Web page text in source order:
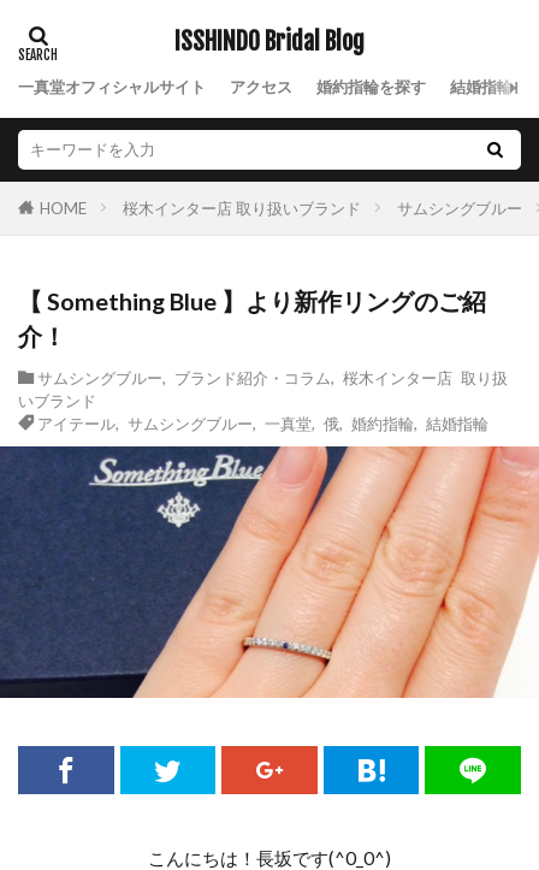
ISSHINDO Bridal Blog
一真堂オフィシャルサイト アクセス 婚約指輪を探す 結婚指輪を
ペリードット
ペリドット
ベル
ベルギー
ベルギーダイヤ
ベルギーダイヤモンド
ペルセウス
ベルセグレート
ポージーリング
ホープ
ホワイトゴールド
ポンテヴェキオ
マーキースカット
マキシ
マチルダ
マリッジリング
ミーティア
ミッキー
ミッキー結婚指輪
ミニー
ミルア
ミルアモーレ
ミル打ち
ムーティ
ムーンライト
メッセージ
メランジェ
メレダイヤ婚約指輪
モアレ
モニッケンダム
モニッケンダムエタニティリング
モニッケンダムダイヤモンド
モニッケンダム婚約指輪
モニッケンダム結婚指輪
モルビド
モンスーン やえがすみ
ゆい
ラザールダイアモンド
ラザールダイヤモンド
ラザールダイヤモンドセットリング
HOME 桜木インター店 取り扱いブランド サムシングブルー
【 Something Blue 】より新作リングのご紹
介！
サムシングブルー ブランド紹介・コラム
桜木インター店 取り扱
いブランド
アイテール, サムシングブルー 一真堂, 俄, 婚約指輪, 結婚指輪
こんにちは！長坂です(^0_0^)